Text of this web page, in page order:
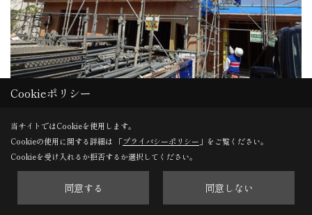
建て方が終わり、２階の屋根作業も進めなければならないの
で、出来上がった下屋の上に再度足場を組みます。これで安
Cookieポリシー
当サイトではCookieを使用します。
Cookieの使用に関する詳細は 「プライバシーポリシー 」をご覧ください。
Cookieを受け入れるか拒否するか選択してください。
同意する 同意しない